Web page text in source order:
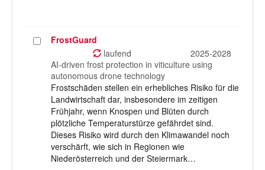
ProjektFrostGuard
laufend
2025-2028
AI-driven frost protection in viticulture using
autonomous drone technology
Frostschäden stellen ein erhebliches Risiko für die
Landwirtschaft dar, insbesondere im zeitigen
Frühjahr, wenn Knospen und Blüten durch
plötzliche Temperaturstürze gefährdet sind.
Dieses Risiko wird durch den Klimawandel noch
verschärft, wie sich in Regionen wie
Niederösterreich und der Steiermark…